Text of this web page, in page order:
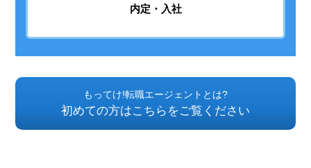
内定・入社
もってけ!転職エージェントとは?
初めての方はこちらをご覧ください